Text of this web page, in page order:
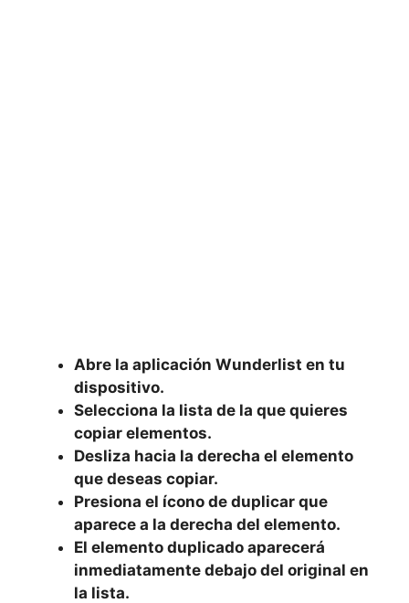
Abre la aplicación Wunderlist en tu
dispositivo.
Selecciona la lista de la que quieres
copiar elementos.
Desliza hacia la derecha el elemento
que deseas copiar.
Presiona el ícono de duplicar que
aparece a la derecha del elemento.
El elemento duplicado aparecerá
inmediatamente debajo del original en
la lista.